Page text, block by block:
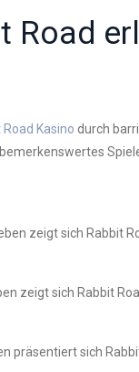
Road
Road Kasino durch
zeigt sich Rabbit
zeigt sich Rabbit
präsentiert sich